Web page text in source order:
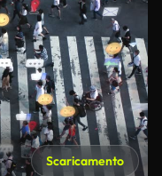
Scaricamento